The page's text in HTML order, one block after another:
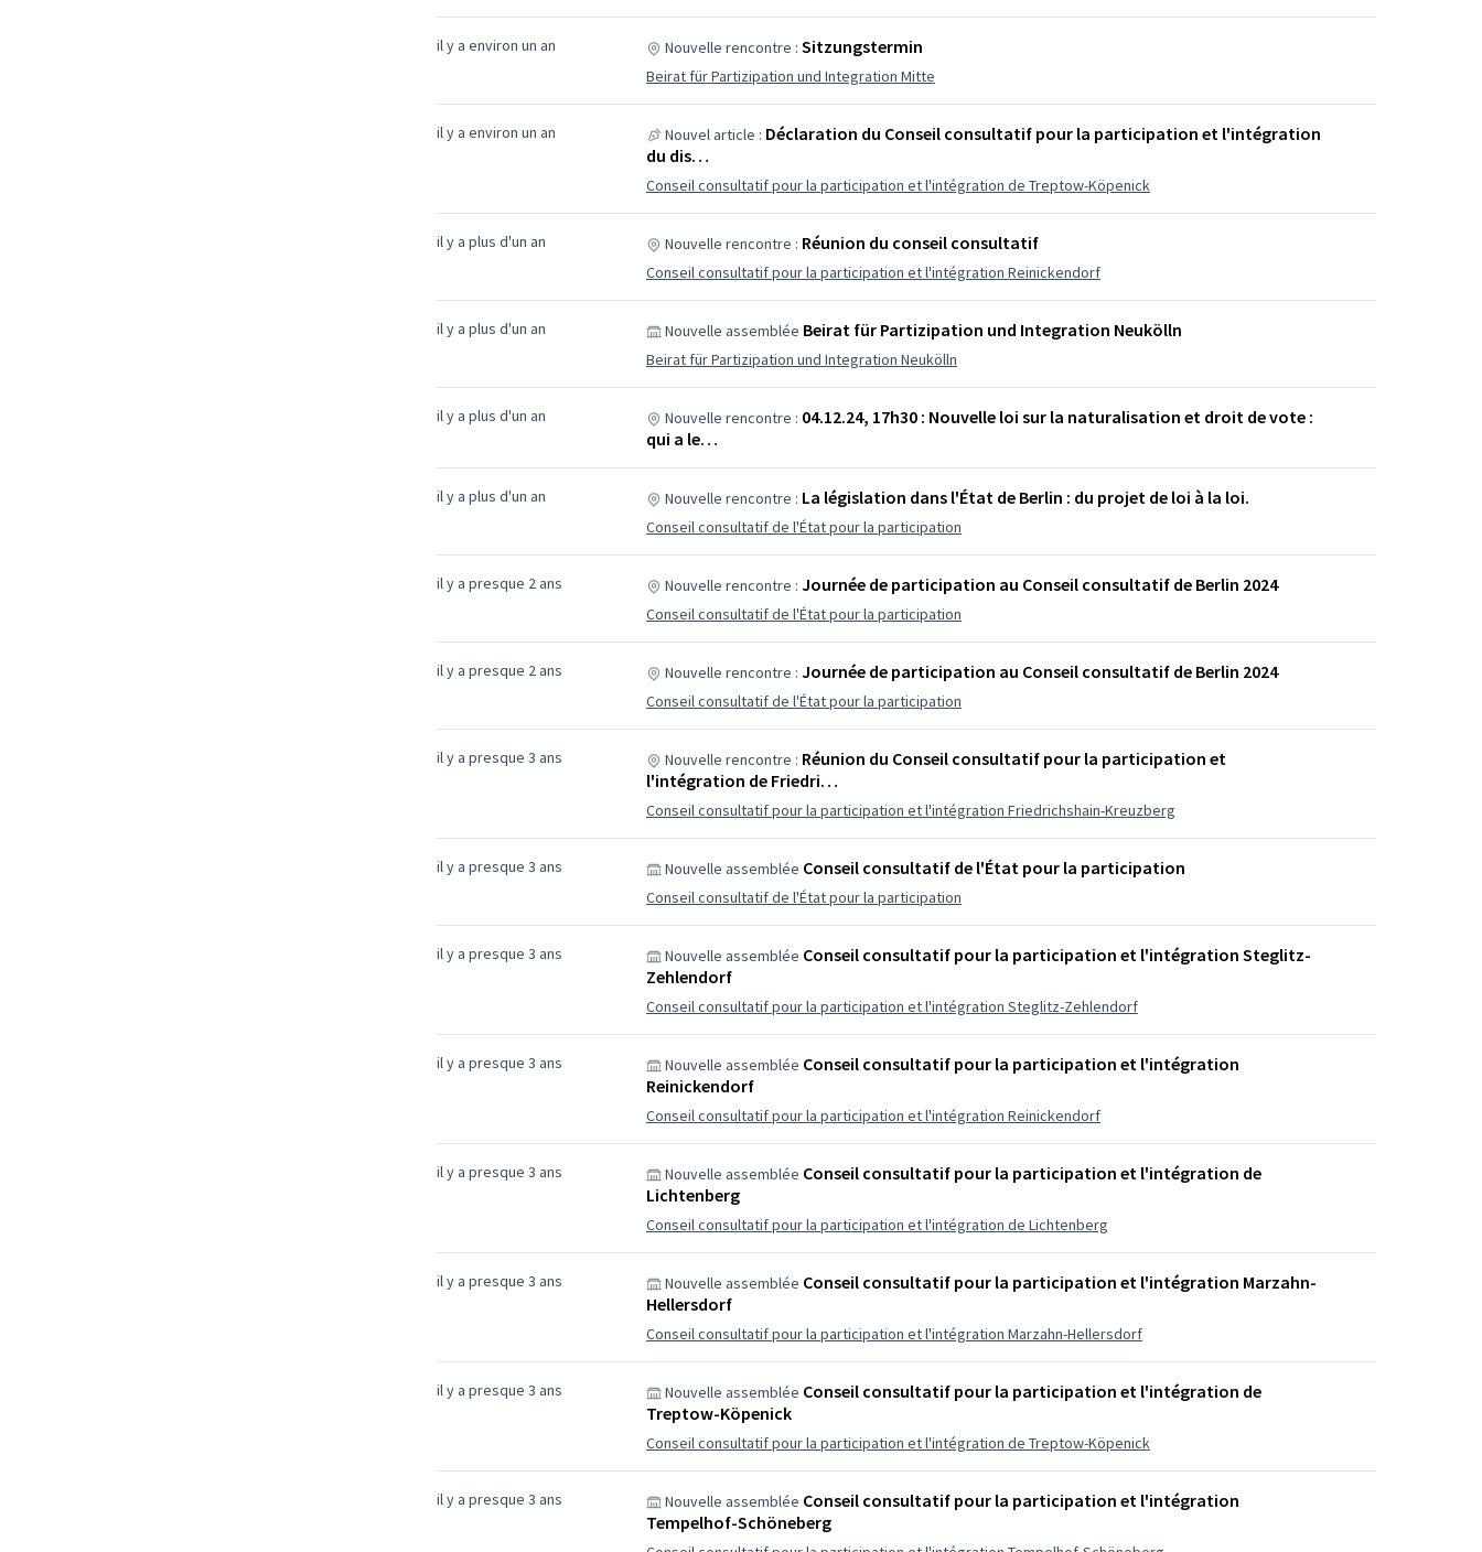
il y a environ un an Nouvelle rencontre : Sitzungstermin
Beirat für Partizipation und Integration Mitte
il y a environ un an Nouvel article : Déclaration du Conseil consultatif pour la participation et l'intégration
du dis…
Conseil consultatif pour la participation et l'intégration de Treptow-Köpenick
il y a plus d'un an Nouvelle rencontre : Réunion du conseil consultatif
Conseil consultatif pour la participation et l'intégration Reinickendorf
il y a plus d'un an Nouvelle assemblée Beirat für Partizipation und Integration Neukölln
Beirat für Partizipation und Integration Neukölln
il y a plus d'un an Nouvelle rencontre : 04.12.24, 17h30 : Nouvelle loi sur la naturalisation et droit de vote :
qui a le…
il y a plus d'un an Nouvelle rencontre : La législation dans l'État de Berlin : du projet de loi à la loi.
Conseil consultatif de l'État pour la participation
il y a presque 2 ans Nouvelle rencontre : Journée de participation au Conseil consultatif de Berlin 2024
Conseil consultatif de l'État pour la participation
il y a presque 2 ans Nouvelle rencontre : Journée de participation au Conseil consultatif de Berlin 2024
Conseil consultatif de l'État pour la participation
il y a presque 3 ans Nouvelle rencontre : Réunion du Conseil consultatif pour la participation et
l'intégration de Friedri…
Conseil consultatif pour la participation et l'intégration Friedrichshain-Kreuzberg
il y a presque 3 ans Nouvelle assemblée Conseil consultatif de l'État pour la participation
Conseil consultatif de l'État pour la participation
il y a presque 3 ans Nouvelle assemblée Conseil consultatif pour la participation et l'intégration Steglitz-
Zehlendorf
Conseil consultatif pour la participation et l'intégration Steglitz-Zehlendorf
il y a presque 3 ans Nouvelle assemblée Conseil consultatif pour la participation et l'intégration
Reinickendorf
Conseil consultatif pour la participation et l'intégration Reinickendorf
il y a presque 3 ans Nouvelle assemblée Conseil consultatif pour la participation et l'intégration de
Lichtenberg
Conseil consultatif pour la participation et l'intégration de Lichtenberg
il y a presque 3 ans Nouvelle assemblée Conseil consultatif pour la participation et l'intégration Marzahn-
Hellersdorf
Conseil consultatif pour la participation et l'intégration Marzahn-Hellersdorf
il y a presque 3 ans Nouvelle assemblée Conseil consultatif pour la participation et l'intégration de
Treptow-Köpenick
Conseil consultatif pour la participation et l'intégration de Treptow-Köpenick
il y a presque 3 ans Nouvelle assemblée Conseil consultatif pour la participation et l'intégration
Tempelhof-Schöneberg